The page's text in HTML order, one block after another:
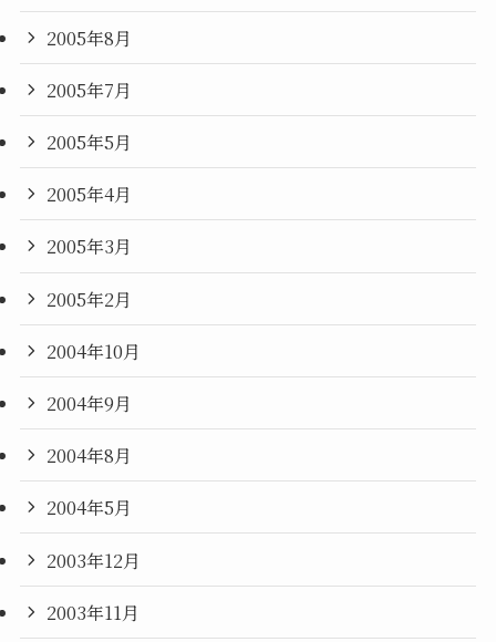
2005年8月
2005年7月
2005年5月
2005年4月
2005年3月
2005年2月
2004年10月
2004年9月
2004年8月
2004年5月
2003年12月
2003年11月